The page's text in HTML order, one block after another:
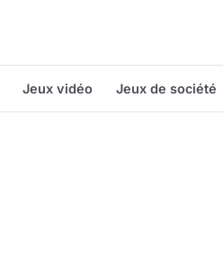
Jeux vidéo Jeux de société